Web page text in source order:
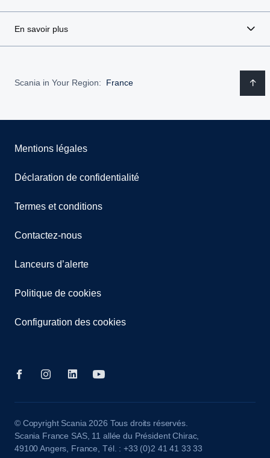
En savoir plus
Scania in Your Region: France
Mentions légales
Déclaration de confidentialité
Termes et conditions
Contactez-nous
Lanceurs d’alerte
Politique de cookies
Configuration des cookies
© Copyright Scania 2026 Tous droits réservés.
Scania France SAS, 11 allée du Président Chirac,
49100 Angers, France, Tél. : +33 (0)2 41 41 33 33